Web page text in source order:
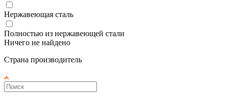
Нержавеющая сталь
Полностью из нержавеющей стали
Ничего не найдено
Страна производитель